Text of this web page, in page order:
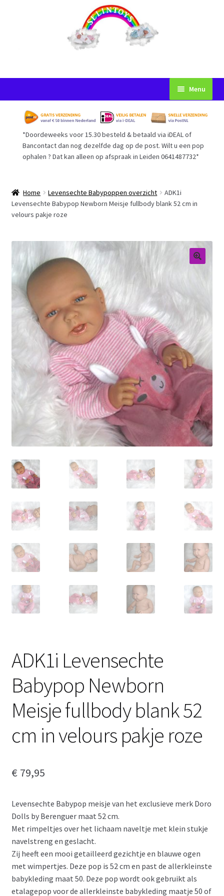
naar
navigatie
inhoud
Menu
Startpagina
Voorwaarden
Afrekenen
Gastenboek
Over ons
*Doordeweeks voor 15.30 besteld & betaald via iDEAL of
Bancontact dan nog dezelfde dag op de post. Wilt u een pop
ophalen ? Dat kan alleen op afspraak in Leiden 0641487732*
Home Levensechte Babypoppen overzicht
ADK1i
Levensechte Babypop Newborn Meisje fullbody blank 52 cm in
velours pakje roze
ADK1i Levensechte
Babypop Newborn
Meisje fullbody blank 52
cm in velours pakje roze
€ 79,95
Levensechte Babypop meisje van het exclusieve merk Doro
Dolls by Berenguer maat 52 cm.
Met rimpeltjes over het lichaam naveltje met klein stukje
navelstreng en geslacht.
Zij heeft een mooi getailleerd gezichtje en blauwe ogen
met wimpertjes. Deze pop is 52 cm en past de allerkleinste
babykleding maat 50. Deze pop wordt ook gebruikt als
etalagepop voor de allerkleinste babykleding maatje 50 of